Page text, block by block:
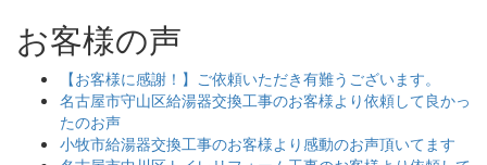
お客様の声
【お客様に感謝！】ご依頼いただき有難うございます。
名古屋市守山区給湯器交換工事のお客様より依頼して良かっ
たのお声
小牧市給湯器交換工事のお客様より感動のお声頂いてます